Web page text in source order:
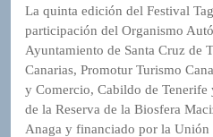
La quinta edición del Festival
participación del Organismo
Ayuntamiento de Santa Cruz de
Canarias, Promotur Turismo
y Comercio, Cabildo de
de la Reserva de la Biosfera
Anaga y financiado por la Unión